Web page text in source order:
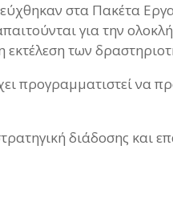
στα Πακέτα
για την
εκτέλεση των
προγραμματιστεί να
διάδοσης και